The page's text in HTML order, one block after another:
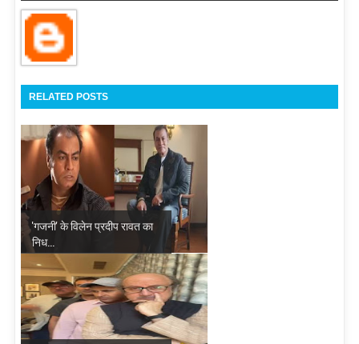
RELATED POSTS
'गजनी' के विलेन प्रदीप रावत का
निध...